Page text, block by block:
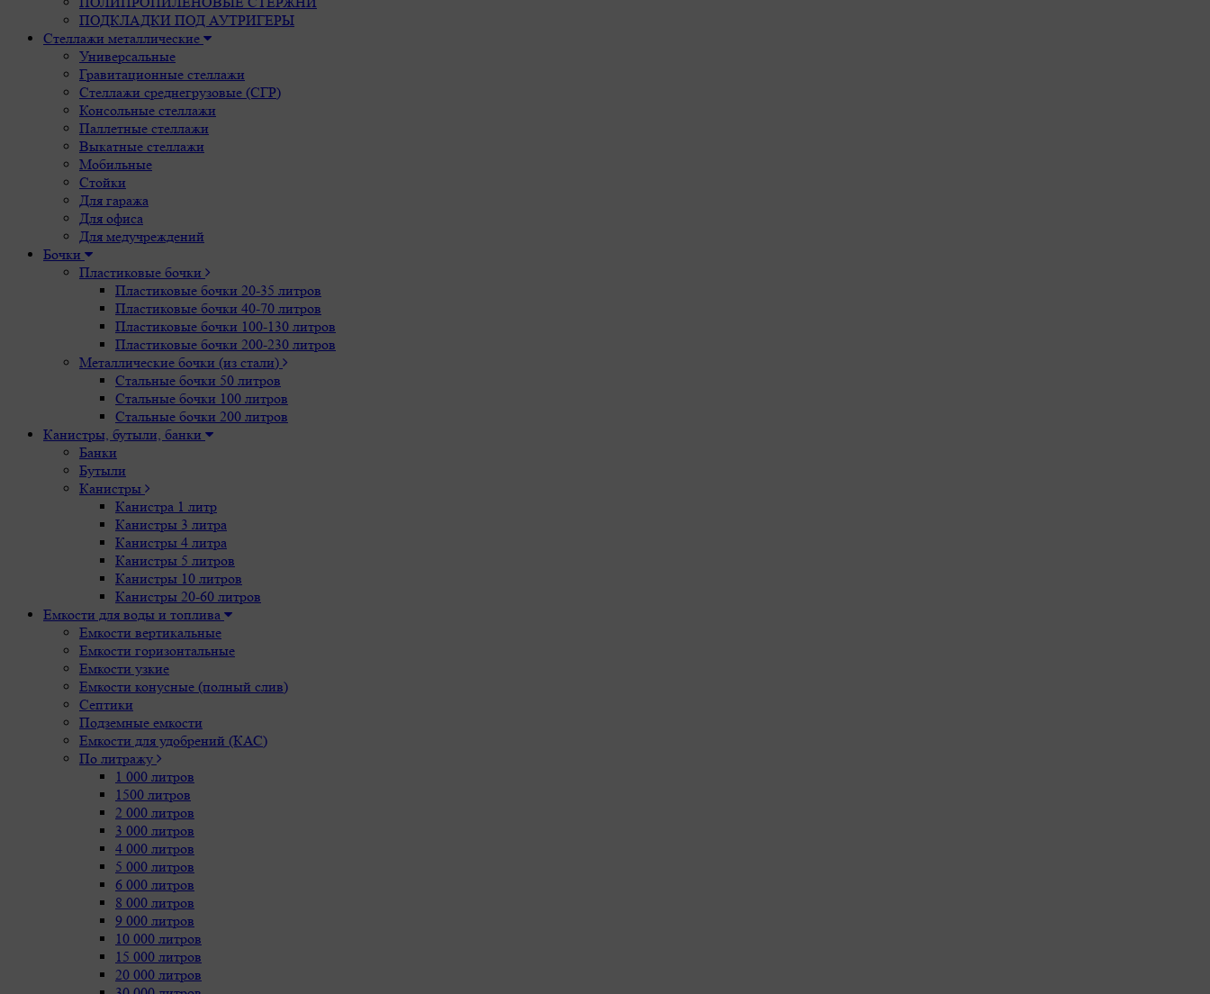
ПОДКЛАДКИ ПОД АУТРИГЕРЫ
Стеллажи металлические
Универсальные
Гравитационные стеллажи
Стеллажи среднегрузовые (СГР)
Консольные стеллажи
Паллетные стеллажи
Выкатные стеллажи
Мобильные
Стойки
Для гаража
Для офиса
Для медучреждений
Бочки
Пластиковые бочки
Пластиковые бочки 20-35 литров
Пластиковые бочки 40-70 литров
Пластиковые бочки 100-130 литров
Пластиковые бочки 200-230 литров
Металлические бочки (из стали)
Стальные бочки 50 литров
Стальные бочки 100 литров
Стальные бочки 200 литров
Канистры, бутыли, банки
Банки
Бутыли
Канистры
Канистра 1 литр
Канистры 3 литра
Канистры 4 литра
Канистры 5 литров
Канистры 10 литров
Канистры 20-60 литров
Емкости для воды и топлива
Емкости вертикальные
Емкости горизонтальные
Емкости узкие
Емкости конусные (полный слив)
Септики
Подземные емкости
Емкости для удобрений (КАС)
По литражу
1 000 литров
1500 литров
2 000 литров
3 000 литров
4 000 литров
5 000 литров
6 000 литров
8 000 литров
9 000 литров
10 000 литров
15 000 литров
20 000 литров